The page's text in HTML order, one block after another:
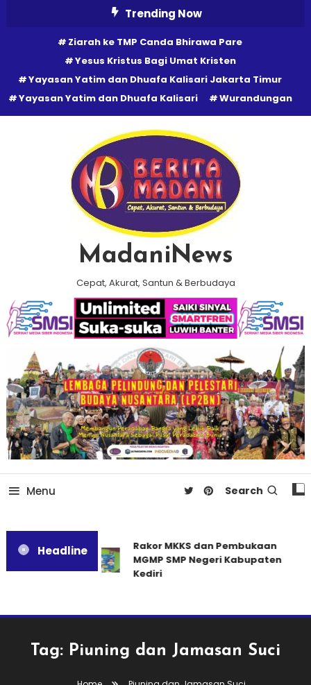
Trending Now
Ziarah ke TMP Canda Bhirawa Pare
Yesus Kristus Bagi Umat Kristen
Yayasan Yatim dan Dhuafa Kalisari Jakarta Timur
Yayasan Yatim dan Dhuafa Kalisari
Wurandungan
MadaniNews
Cepat, Akurat, Santun & Berbudaya
Menu Search
Headline
Rakor MKKS dan Pembukaan
MGMP SMP Negeri Kabupaten
Kediri
Tag: Piuning dan Jamasan Suci